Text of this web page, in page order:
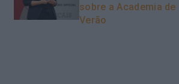
sobre a Academia de
Verão